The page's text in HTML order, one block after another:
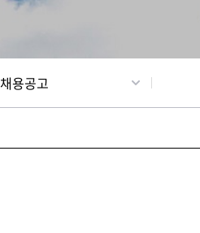
채용공고